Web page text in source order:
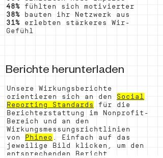
48% fühlten sich motivierter
38% bauten ihr Netzwerk aus
31% erlebten stärkeres Wir-
Gefühl
Berichte herunterladen
Unsere Wirkungsberichte
orientieren sich an den Social
Reporting Standards
für die
Berichterstattung im Nonprofit-
Bereich und an den
Wirkungsmessungsrichtlinien
von
Phineo . Einfach auf das
jeweilige Bild klicken, um den
entsprechenden Bericht